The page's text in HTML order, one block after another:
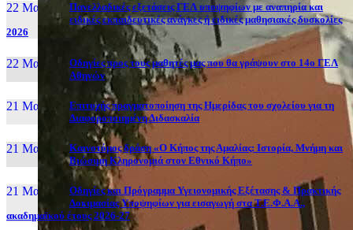
22 Μαι, 26
Πανελλαδικές εξετάσεις ΓΕΛ υποψηφίων με αναπηρία και
ειδικές εκπαιδευτικές ανάγκες ή ειδικές μαθησιακές δυσκολίες
2026
22 Μαι, 26
Οδηγίες προς τους μαθητές μας που θα γράψουν στο 14ο ΓΕΛ
Αθηνών
21 Μαι, 26
Επιτυχής πραγματοποίηση της Ημερίδας του σχολείου για τη
Διαφοροποιημένη Διδασκαλία
21 Μαι, 26
Καινοτόμος δράση «Ο Κήπος της Αμαλίας: Ιστορία, Μνήμη και
Βιώσιμη Κληρονομιά στον Εθνικό Κήπο»
21 Μαι, 26
Οδηγίες και Πρόγραμμα Υγειονομικής Εξέτασης & Πρακτικής
Δοκιμασίας Υποψηφίων για εισαγωγή στα Τ.Ε.Φ.Α.Α.,
ακαδημαϊκού έτους 2026-27